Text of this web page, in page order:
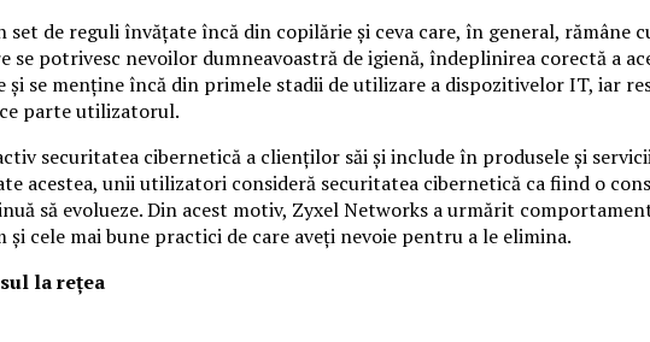
set de reguli învățate încă din copilărie și ceva care, în general,
potrivesc nevoilor dumneavoastră de igienă, îndeplinirea corectă a
și se menține încă din primele stadii de utilizare a dispozitivelor IT, iar
parte utilizatorul.
securitatea cibernetică a clienților săi și include în produsele și
acestea, unii utilizatori consideră securitatea cibernetică ca fiind o
să evolueze. Din acest motiv, Zyxel Networks a urmărit
cele mai bune practici de care aveți nevoie pentru a le elimina.
la rețea